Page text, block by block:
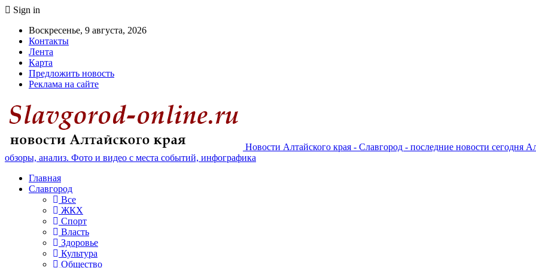
Sign in
Воскресенье, 9 августа, 2026
Контакты
Лента
Карта
Предложить новость
Реклама на сайте
Новости Алтайского края - Славгород - последние новости сегодня
обзоры, анализ. Фото и видео с места событий, инфографика
Главная
Славгород
Все
ЖКХ
Спорт
Власть
Здоровье
Культура
Общество